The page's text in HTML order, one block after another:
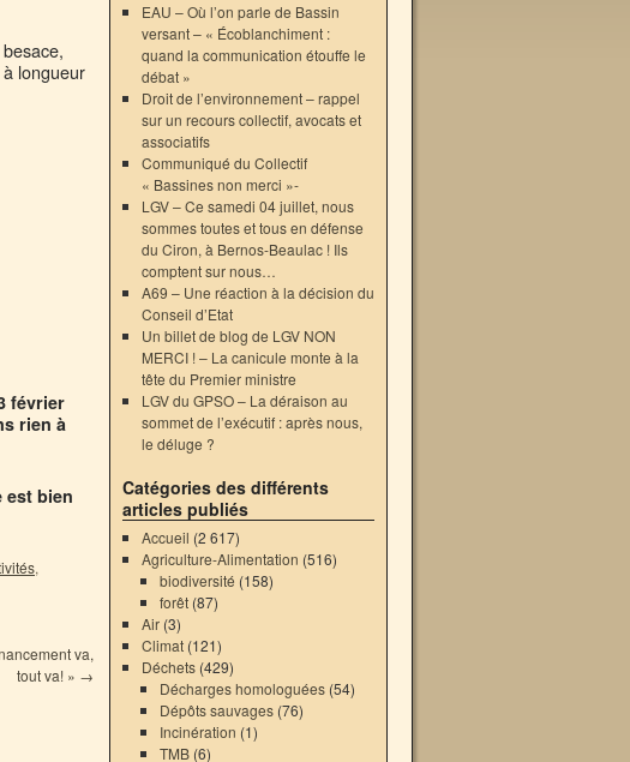
longueur
février
rien à
est bien
,
va,
tout va! » →
EAU – Où l’on parle de Bassin
versant – « Écoblanchiment :
quand la communication étouffe le
débat »
Droit de l’environnement – rappel
sur un recours collectif, avocats et
associatifs
Communiqué du Collectif
« Bassines non merci »-
LGV – Ce samedi 04 juillet, nous
sommes toutes et tous en défense
du Ciron, à Bernos-Beaulac ! Ils
comptent sur nous…
A69 – Une réaction à la décision du
Conseil d’Etat
Un billet de blog de LGV NON
MERCI ! – La canicule monte à la
tête du Premier ministre
LGV du GPSO – La déraison au
sommet de l’exécutif : après nous,
le déluge ?
Catégories des différents
articles publiés
Accueil (2 617)
Agriculture-Alimentation (516)
biodiversité (158)
forêt (87)
Air(3)
Climat(121)
Déchets(429)
Décharges homologuées (54)
Dépôts sauvages (76)
Incinération (1)
TMB (6)